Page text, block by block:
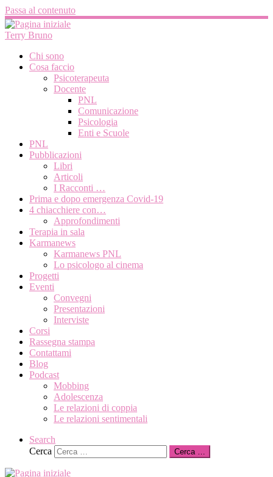
Passa al contenuto
Terry Bruno
Chi sono
Cosa faccio
Psicoterapeuta
Docente
PNL
Comunicazione
Psicologia
Enti e Scuole
PNL
Pubblicazioni
Libri
Articoli
I Racconti …
Prima e dopo emergenza Covid-19
4 chiacchiere con…
Approfondimenti
Terapia in sala
Karmanews
Karmanews PNL
Lo psicologo al cinema
Progetti
Eventi
Convegni
Presentazioni
Interviste
Corsi
Rassegna stampa
Contattami
Blog
Podcast
Mobbing
Adolescenza
Le relazioni di coppia
Le relazioni sentimentali
Search
Cerca
Cerca …